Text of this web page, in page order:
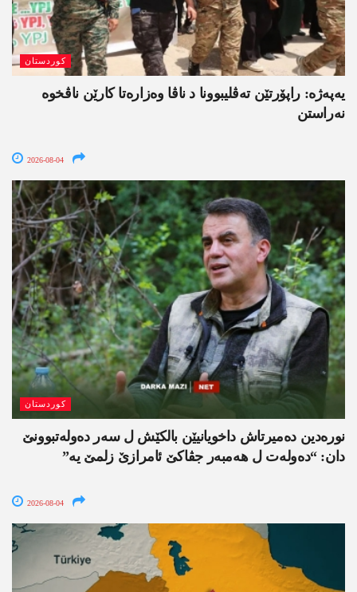
کوردستان
یەپەژە: راپۆرتێن تەڤلیبوونا د ناڤا وەزارەتا کارێن ناڤخوە
نەراستن
2026-08-04
کوردستان
نورەدین دەمیرتاش داخویانیێن بالکێش ل سەر دەولەتبوونێ
دان: “دەولەت ل ھەمبەر جڤاکێ ئامرازێ زلمێ یە”
2026-08-04